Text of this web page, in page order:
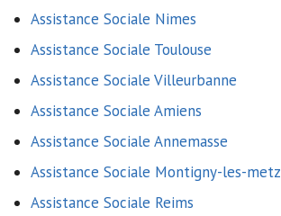
Assistance Sociale Nimes
Assistance Sociale Toulouse
Assistance Sociale Villeurbanne
Assistance Sociale Amiens
Assistance Sociale Annemasse
Assistance Sociale Montigny-les-metz
Assistance Sociale Reims